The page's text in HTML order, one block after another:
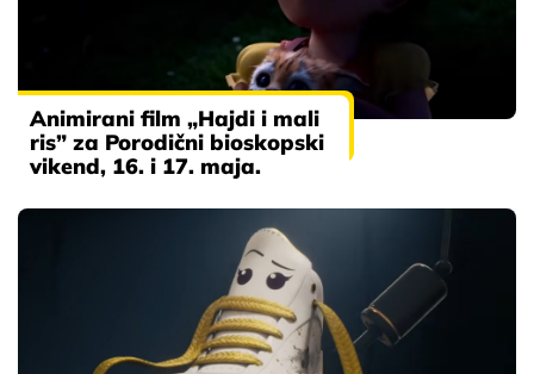
Animirani film „Hajdi i mali
ris” za Porodični bioskopski
vikend, 16. i 17. maja.